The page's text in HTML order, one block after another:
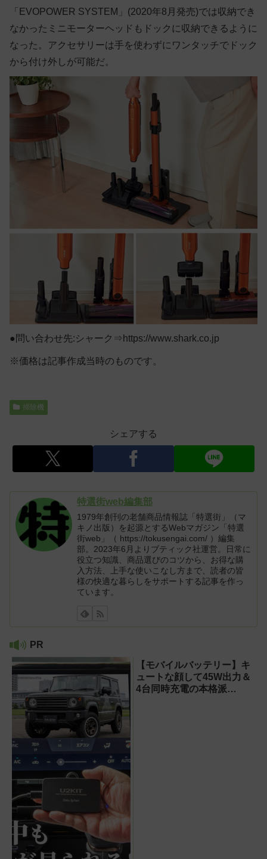
「EVOPOWER SYSTEM」(2020年8月発売)では収納でき
なかったミニモーターヘッドもドックに収納できるように
なった。アクセサリーは手を使わずにワンタッチでドック
から付け外しが可能だ。
●問い合わせ先:シャーク⇒https://www.shark.co.jp
※価格は記事作成当時のものです。
掃除機
シェアする
特選街web編集部
1979年創刊の老舗商品情報誌「特選街」（マ
キノ出版）を起源とするWebマガジン「特選
街web」（ https://tokusengai.com/ ）編集
部。2023年6月よりブティック社運営。日常に
役立つ知識、商品選びのコツから、お得な購
入方法、上手な使いこなし方まで、読者の皆
様の快適な暮らしをサポートする記事を作っ
ています。
PR
【モバイルバッテリー】キ
ュートな顔して45W出力＆
4台同時充電の本格派